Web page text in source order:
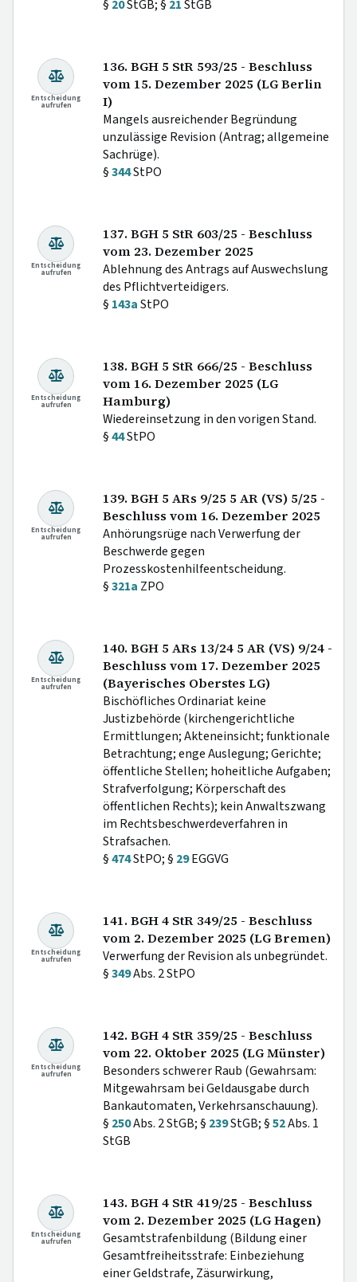
§ 20StGB; § 21StGB
Entscheidung
aufrufen
136. BGH 5 StR 593/25 - Beschluss
vom 15. Dezember 2025 (LG Berlin
I)
Mangels ausreichender Begründung
unzulässige Revision (Antrag; allgemeine
Sachrüge).
§344StPO
Entscheidung
aufrufen
137. BGH 5 StR 603/25 - Beschluss
vom 23. Dezember 2025
Ablehnung des Antrags auf Auswechslung
des Pflichtverteidigers.
§ 143aStPO
Entscheidung
aufrufen
138. BGH 5 StR 666/25 - Beschluss
vom 16. Dezember 2025 (LG
Hamburg)
Wiedereinsetzung in den vorigen Stand.
§44StPO
Entscheidung
aufrufen
139. BGH 5 ARs 9/25 5 AR (VS) 5/25 -
Beschluss vom 16. Dezember 2025
Anhörungsrüge nach Verwerfung der
Beschwerde gegen
Prozesskostenhilfeentscheidung.
§321a ZPO
Entscheidung
aufrufen
140. BGH 5 ARs 13/24 5 AR (VS) 9/24 -
Beschluss vom 17. Dezember 2025
(Bayerisches Oberstes LG)
Bischöfliches Ordinariat keine
Justizbehörde (kirchengerichtliche
Ermittlungen; Akteneinsicht; funktionale
Betrachtung; enge Auslegung; Gerichte;
öffentliche Stellen; hoheitliche Aufgaben;
Strafverfolgung; Körperschaft des
öffentlichen Rechts); kein Anwaltszwang
im Rechtsbeschwerdeverfahren in
Strafsachen.
§474StPO; § 29EGGVG
Entscheidung
aufrufen
141. BGH 4 StR 349/25 - Beschluss
vom 2. Dezember 2025 (LG Bremen)
Verwerfung der Revision als unbegründet.
§349Abs. 2 StPO
Entscheidung
aufrufen
142. BGH 4 StR 359/25 - Beschluss
vom 22. Oktober 2025 (LG Münster)
Besonders schwerer Raub (Gewahrsam:
Mitgewahrsam bei Geldausgabe durch
Bankautomaten, Verkehrsanschauung).
§ 250Abs. 2 StGB; § 239StGB; §52Abs. 1
StGB
Entscheidung
aufrufen
143. BGH 4 StR 419/25 - Beschluss
vom 2. Dezember 2025 (LG Hagen)
Gesamtstrafenbildung (Bildung einer
Gesamtfreiheitsstrafe: Einbeziehung
einer Geldstrafe, Zäsurwirkung,